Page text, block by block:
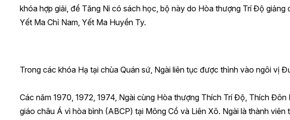
khóa hợp giải, để Tăng Ni có sách học, bộ này do Hòa thượng Trí Độ giảng
Yết Ma Chỉ Nam, Yết Ma Huyền Ty.
Trong các khóa Hạ tại chùa Quán sứ, Ngài liên tục được thỉnh vào ngôi vị
Các năm 1970, 1972, 1974, Ngài cùng Hòa thượng Thích Trí Độ, Thích
giáo châu Á vì hòa bình (ABCP) tại Mông Cổ và Liên Xô. Ngài là thành